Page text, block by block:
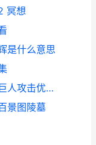
冥想
是什么意思
部落冲突巨人方法全解析 部落冲突巨人攻击优先顺序
景图陵墓